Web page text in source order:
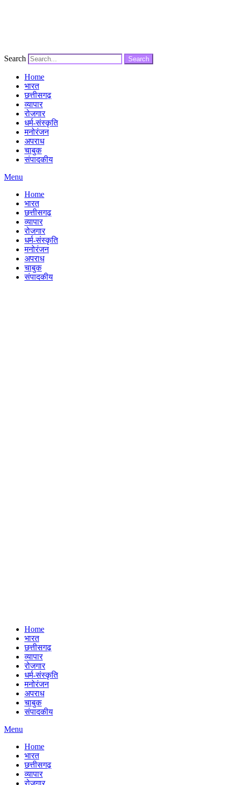
Search Search
Home
भारत
छत्तीसगढ़
व्यापार
रोजगार
धर्म-संस्कृति
मनोरंजन
अपराध
चाबुक
संपादकीय
Menu
Home
भारत
छत्तीसगढ़
व्यापार
रोजगार
धर्म-संस्कृति
मनोरंजन
अपराध
चाबुक
संपादकीय
Home
भारत
छत्तीसगढ़
व्यापार
रोजगार
धर्म-संस्कृति
मनोरंजन
अपराध
चाबुक
संपादकीय
Menu
Home
भारत
छत्तीसगढ़
व्यापार